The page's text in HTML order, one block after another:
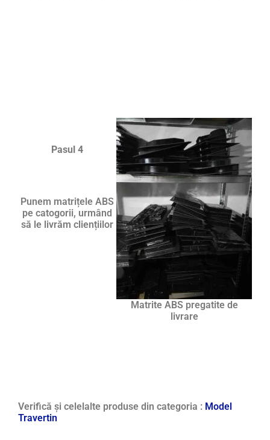
Matrite ABS pregatite de
livrare
Pasul 4
Punem matrițele ABS
pe catogorii, urmând
să le livrăm cliențiilor
Verifică și celelalte produse din categoria : Model
Travertin